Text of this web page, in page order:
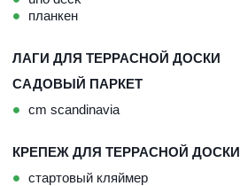
планкен
ЛАГИ ДЛЯ ТЕРРАСНОЙ ДОСКИ
САДОВЫЙ ПАРКЕТ
cm scandinavia
КРЕПЕЖ ДЛЯ ТЕРРАСНОЙ ДОСКИ
стартовый кляймер